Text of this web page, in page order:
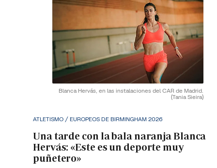
Blanca Hervás, en las instalaciones del CAR de Madrid.
(Tania Sieira)
ATLETISMO / EUROPEOS DE BIRMINGHAM 2026
Una tarde con la bala naranja Blanca
Hervás: «Este es un deporte muy
puñetero»